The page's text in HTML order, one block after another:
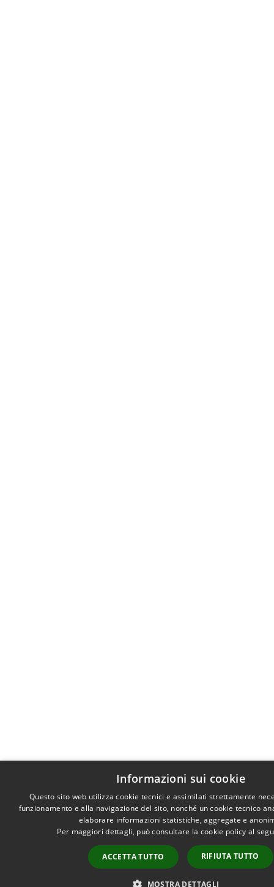
Informazioni sui cookie
Questo sito web utilizza cookie tecnici e assimilati strettamente
funzionamento e alla navigazione del sito, nonché un cookie tecnico
elaborare informazioni statistiche, aggregate e
Per maggiori dettagli, può consultare la cookie policy al
ACCETTA TUTTO RIFIUTA TUTTO
MOSTRA DETTAGLI